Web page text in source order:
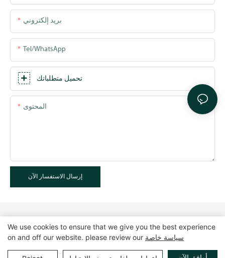
بريد إلكتروني
Tel/WhatsApp
تحميل متطلباتك
المحتوى
إرسال الاستفسار الآن
حقوق الطبع والنشر © 2025 GuangZhou LUXE Showcases
www.luxeshowcases.com |
خريطة الموقع | سياسة الخصوصية
We use cookies to ensure that we give you the best experience
on and off our website. please review our سياسة خاصة